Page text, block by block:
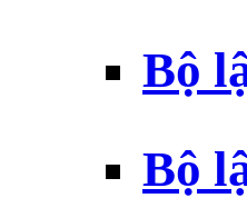
Bộ
Bộ